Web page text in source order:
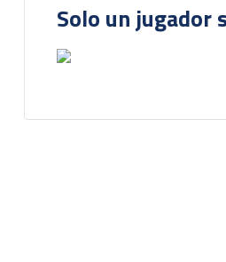
Solo un jugador